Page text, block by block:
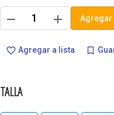
remove add Agregar
favorite_border Agregar a lista bookmark_border
TALLA